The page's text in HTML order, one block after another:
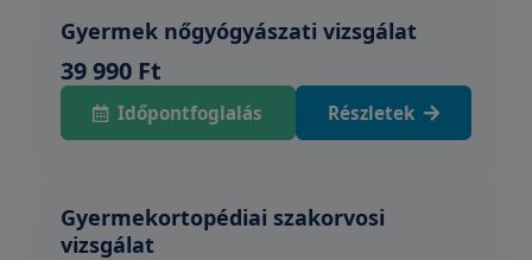
Gyermek nőgyógyászati vizsgálat
39 990 Ft
Időpontfoglalás Részletek
Gyermekortopédiai szakorvosi
vizsgálat